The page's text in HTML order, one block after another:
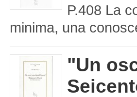
P.408 La
minima, una
"Un